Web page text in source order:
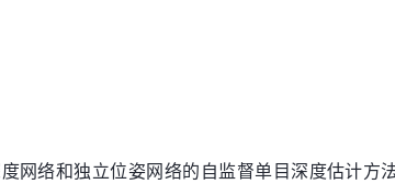
网络和独立位姿网络的自监督单目深度估计方